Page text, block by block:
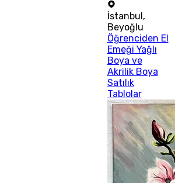
İstanbul,
Beyoğlu
Öğrenciden El
Emeği Yağlı
Boya ve
Akrilik Boya
Satılık
Tablolar